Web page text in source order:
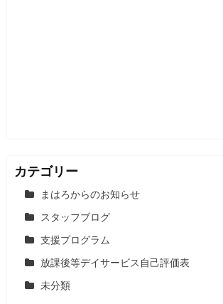
カテゴリー
まはろからのお知らせ
スタッフブログ
支援プログラム
放課後等デイサービス自己評価表
未分類